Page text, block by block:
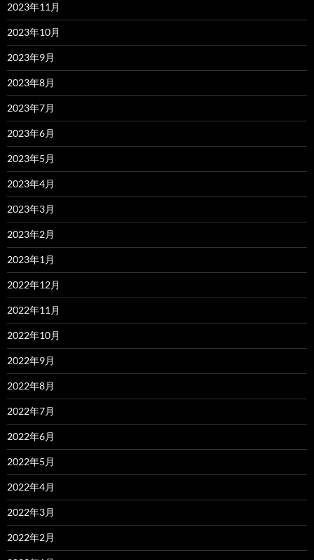
2023年11月
2023年10月
2023年9月
2023年8月
2023年7月
2023年6月
2023年5月
2023年4月
2023年3月
2023年2月
2023年1月
2022年12月
2022年11月
2022年10月
2022年9月
2022年8月
2022年7月
2022年6月
2022年5月
2022年4月
2022年3月
2022年2月